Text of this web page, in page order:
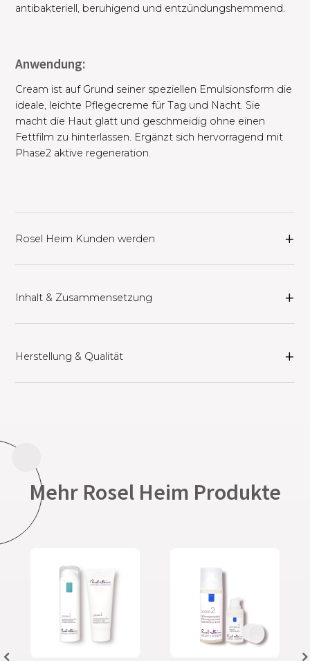
antibakteriell, beruhigend und entzündungshemmend.
Anwendung:
Cream ist auf Grund seiner speziellen Emulsionsform die
ideale, leichte Pflegecreme für Tag und Nacht. Sie
macht die Haut glatt und geschmeidig ohne einen
Fettfilm zu hinterlassen. Ergänzt sich hervorragend mit
Phase2 aktive regeneration.
Rosel Heim Kunden werden
Inhalt & Zusammensetzung
Herstellung & Qualität
Mehr Rosel Heim Produkte